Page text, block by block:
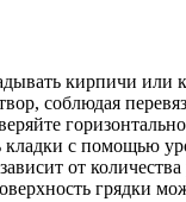
кирпичи или
соблюдая
кладки с помощью
от
грядки